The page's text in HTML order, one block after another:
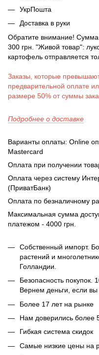
УкрПошта
Доставка в руки
Обратите внимание! Сумма
300 грн. "Живой товар":
картофель отправляется
Заказы, которые
предварительной оплате
размере 50% от суммы
Подробнее о доставке
Варианты оплаты: Online
Mastercard
Оплата при получении
Оплата через систему
(ПриватБанк)
Оплата по безналичному
Максимальная сумма
платежом - 4000 грн.
Собственный импорт.
растений и
Голландии.
Безопасность покупок.
Вернем деньги, если вы
Более 17 лет на рынке
Нам доверились более
Гибкая система скидок
Самые низкие цены на